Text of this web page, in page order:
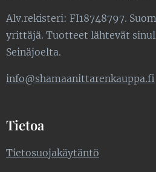
Alv.rekisteri: FI18748797.
yrittäjä. Tuotteet lähtevät
Seinäjoelta.
info@shamaanittarenkauppa.fi
Tietoa
Tietosuojakäytäntö